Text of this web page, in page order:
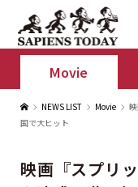
Movie
NEWS LIST Movie
国で大ヒット
映画『スプリ